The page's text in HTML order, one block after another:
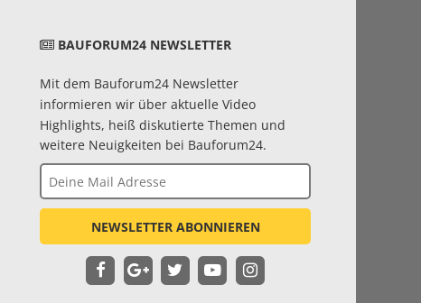
BAUFORUM24 NEWSLETTER
Mit dem Bauforum24 Newsletter
informieren wir über aktuelle Video
Highlights, heiß diskutierte Themen und
weitere Neuigkeiten bei Bauforum24.
NEWSLETTER ABONNIEREN